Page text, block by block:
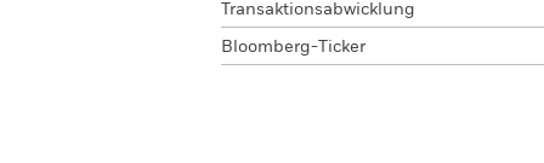
Transaktionsabwicklung
Bloomberg-Ticker